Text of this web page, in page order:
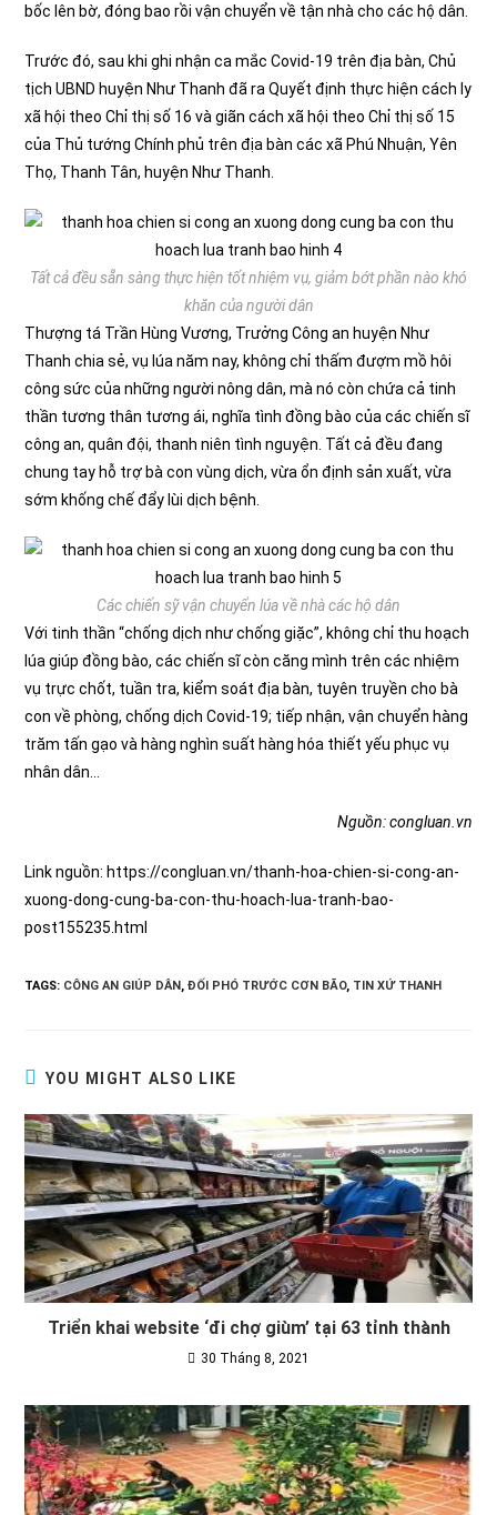
bốc lên bờ, đóng bao rồi vận chuyển về tận nhà cho các hộ dân.
Trước đó, sau khi ghi nhận ca mắc Covid-19 trên địa bàn, Chủ
tịch UBND huyện Như Thanh đã ra Quyết định thực hiện cách ly
xã hội theo Chỉ thị số 16 và giãn cách xã hội theo Chỉ thị số 15
của Thủ tướng Chính phủ trên địa bàn các xã Phú Nhuận, Yên
Thọ, Thanh Tân, huyện Như Thanh.
Tất cả đều sẵn sàng thực hiện tốt nhiệm vụ, giảm bớt phần nào khó
khăn của người dân
Thượng tá Trần Hùng Vương, Trưởng Công an huyện Như
Thanh chia sẻ, vụ lúa năm nay, không chỉ thấm đượm mồ hôi
công sức của những người nông dân, mà nó còn chứa cả tinh
thần tương thân tương ái, nghĩa tình đồng bào của các chiến sĩ
công an, quân đội, thanh niên tình nguyện. Tất cả đều đang
chung tay hỗ trợ bà con vùng dịch, vừa ổn định sản xuất, vừa
sớm khống chế đẩy lùi dịch bệnh.
Các chiến sỹ vận chuyển lúa về nhà các hộ dân
Với tinh thần “chống dịch như chống giặc”, không chỉ thu hoạch
lúa giúp đồng bào, các chiến sĩ còn căng mình trên các nhiệm
vụ trực chốt, tuần tra, kiểm soát địa bàn, tuyên truyền cho bà
con về phòng, chống dịch Covid-19; tiếp nhận, vận chuyển hàng
trăm tấn gạo và hàng nghìn suất hàng hóa thiết yếu phục vụ
nhân dân…
Nguồn: congluan.vn
Link nguồn: https://congluan.vn/thanh-hoa-chien-si-cong-an-
xuong-dong-cung-ba-con-thu-hoach-lua-tranh-bao-
post155235.html
TAGS: CÔNG AN GIÚP DÂN, ĐỐI PHÓ TRƯỚC CƠN BÃO, TIN XỨ THANH
YOU MIGHT ALSO LIKE
Triển khai website ‘đi chợ giùm’ tại 63 tỉnh thành
30 Tháng 8, 2021